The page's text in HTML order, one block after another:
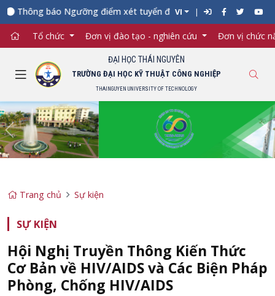
báo Ngưỡng điểm xét tuyển đối với từng ngành đào tạo
VI
Tổ chức Đơn vị đào tạo - nghiên cứu Đơn vị chức
ĐẠI HỌC THÁI NGUYÊN
TRƯỜNG ĐẠI HỌC KỸ THUẬT CÔNG NGHIỆP
THAINGUYEN UNIVERSITY OF TECHNOLOGY
Previous
Trang chủ Sự kiện
SỰ KIỆN
Hội Nghị Truyền Thông Kiến Thức
Cơ Bản về HIV/AIDS và Các Biện Pháp
Phòng, Chống HIV/AIDS